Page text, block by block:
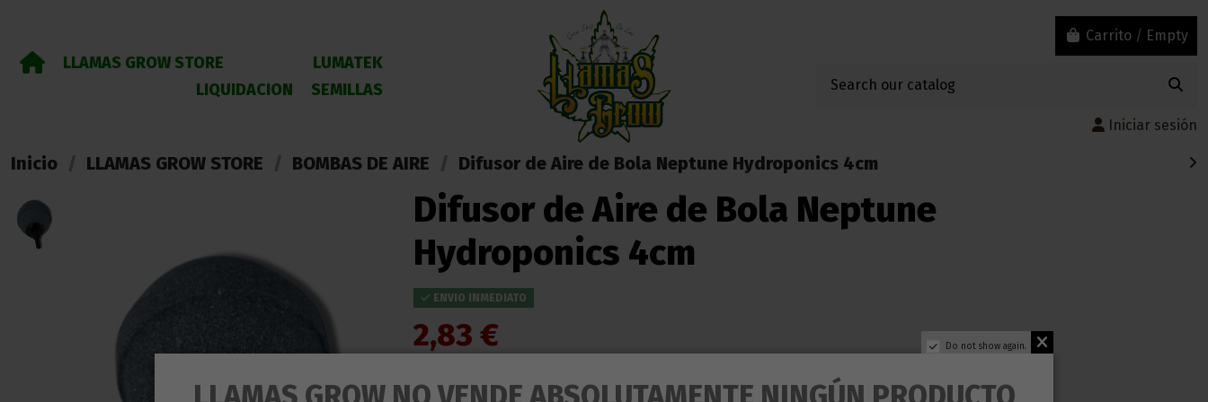
LLAMAS GROW STORE
LUMATEK
SEMILLAS
LIQUIDACION
Carrito / Empty
Iniciar sesión
Inicio LLAMAS GROW STORE BOMBAS DE AIRE Difusor de Aire de Bola Neptune Hydroponics 4cm
Difusor de Aire de Bola Neptune
Hydroponics 4cm
ENVIO INMEDIATO
2,83 €
ENTREGA EN 24/48 HORAS DESDE SU SALIDA DEL ALMACEN
Do not show again.